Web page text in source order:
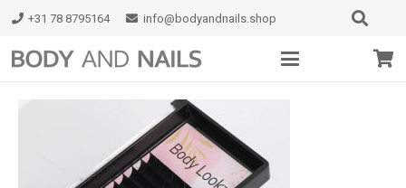
+31 78 8795164 info@bodyandnails.shop